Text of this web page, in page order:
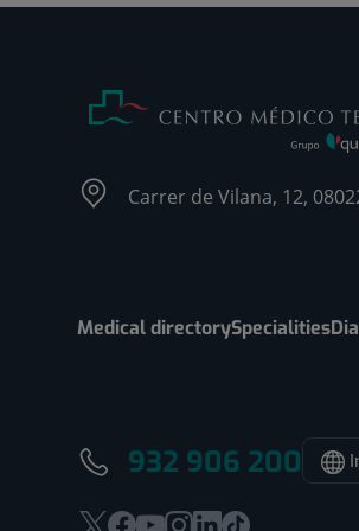
Carrer de Vilana, 12,
Medical directorySpecialities
932 906 200